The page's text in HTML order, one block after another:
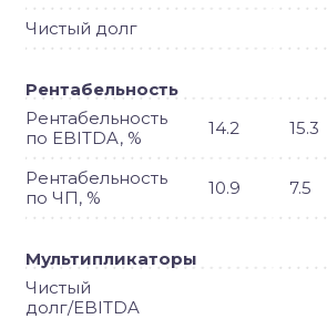
Чистый долг
Рентабельность
Рентабельность
по EBITDA, %
14.2 15.3
Рентабельность
по ЧП, %
10.9 7.5
Мультипликаторы
Чистый
долг/EBITDA